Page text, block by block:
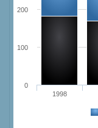
1998
0
100
200